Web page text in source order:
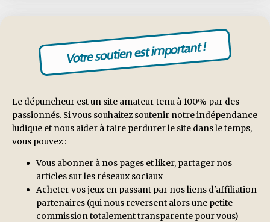
Votre soutien est important !
Le dépuncheur est un site amateur tenu à 100% par des
passionnés. Si vous souhaitez soutenir notre indépendance
ludique et nous aider à faire perdurer le site dans le temps,
vous pouvez :
Vous abonner à nos pages et liker, partager nos
articles sur les réseaux sociaux
Acheter vos jeux en passant par nos liens d'affiliation
partenaires (qui nous reversent alors une petite
commission totalement transparente pour vous)